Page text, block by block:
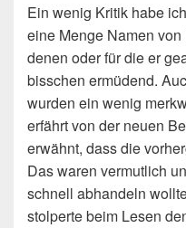
Ein wenig Kritik habe
eine Menge Namen
denen oder für die er
bisschen ermüdend.
wurden ein wenig
erfährt von der neuen
erwähnt, dass die
Das waren vermutlich
schnell abhandeln
stolperte beim Lesen